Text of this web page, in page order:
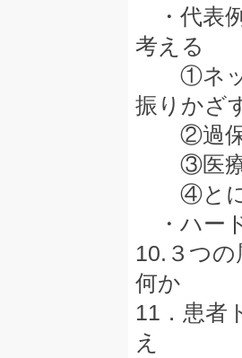
・代表
考える
①ネッ
振りかざ
②過保
③医療
④とに
・ハー
10.３つ
何か
11．患者
え